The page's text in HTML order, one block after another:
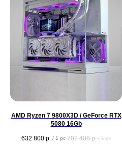
AMD Ryzen 7 9800X3D / GeForce RTX
5080 16Gb
632 800 р. / 1 pc 702 408 р. / 1 pc